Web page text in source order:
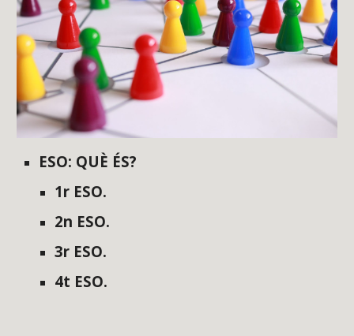
ESO: QUÈ ÉS?
1r ESO.
2n ESO.
3r ESO.
4t ESO.